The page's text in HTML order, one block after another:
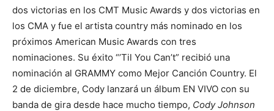
dos victorias en los CMT Music Awards y dos victorias en
los CMA y fue el artista country más nominado en los
próximos American Music Awards con tres
nominaciones. Su éxito “’Til You Can’t” recibió una
nominación al GRAMMY como Mejor Canción Country. El
2 de diciembre, Cody lanzará un álbum EN VIVO con su
banda de gira desde hace mucho tiempo, Cody Johnson